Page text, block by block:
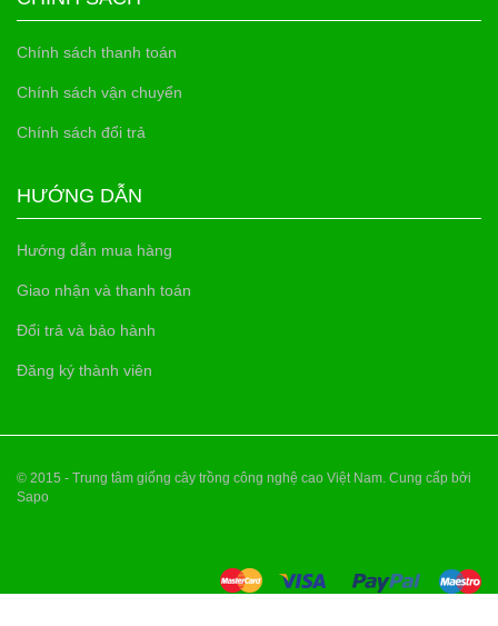
Chính sách thanh toán
Chính sách vận chuyển
Chính sách đổi trả
HƯỚNG DẪN
Hướng dẫn mua hàng
Giao nhận và thanh toán
Đổi trả và bảo hành
Đăng ký thành viên
© 2015 - Trung tâm giống cây trồng công nghệ cao Việt Nam. Cung cấp bởi
Sapo